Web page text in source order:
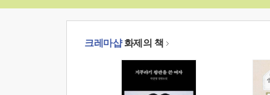
크레마샵화제의 책